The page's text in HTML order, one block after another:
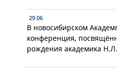
29.06
В новосибирском
конференция,
рождения академика